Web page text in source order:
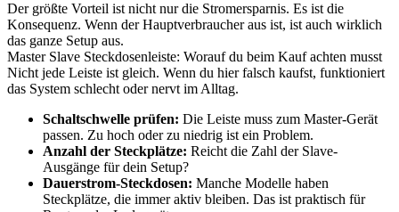
Der größte Vorteil ist nicht nur die Stromersparnis. Es ist die
Konsequenz. Wenn der Hauptverbraucher aus ist, ist auch wirklich
das ganze Setup aus.
Master Slave Steckdosenleiste: Worauf du beim Kauf achten musst
Nicht jede Leiste ist gleich. Wenn du hier falsch kaufst, funktioniert
das System schlecht oder nervt im Alltag.
Schaltschwelle prüfen: Die Leiste muss zum Master-Gerät
passen. Zu hoch oder zu niedrig ist ein Problem.
Anzahl der Steckplätze: Reicht die Zahl der Slave-
Ausgänge für dein Setup?
Dauerstrom-Steckdosen: Manche Modelle haben
Steckplätze, die immer aktiv bleiben. Das ist praktisch für